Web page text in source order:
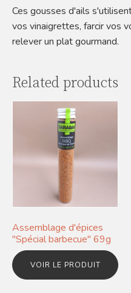
Ces gousses d'ails
vos vinaigrettes, farcir vos
relever un plat gourmand.
Related products
Assemblage d'épices
"Spécial barbecue" 69g
VOIR LE PRODUIT